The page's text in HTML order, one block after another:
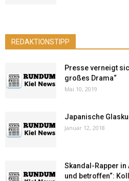
REDAKTIONSTIPP
Presse verneigt
großes Drama“
Mai 10, 2019
Japanische
Januar 12, 2018
Skandal-Rapper in
und betroffen“: